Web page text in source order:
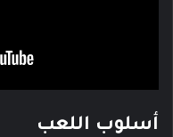
أسلوب اللعب